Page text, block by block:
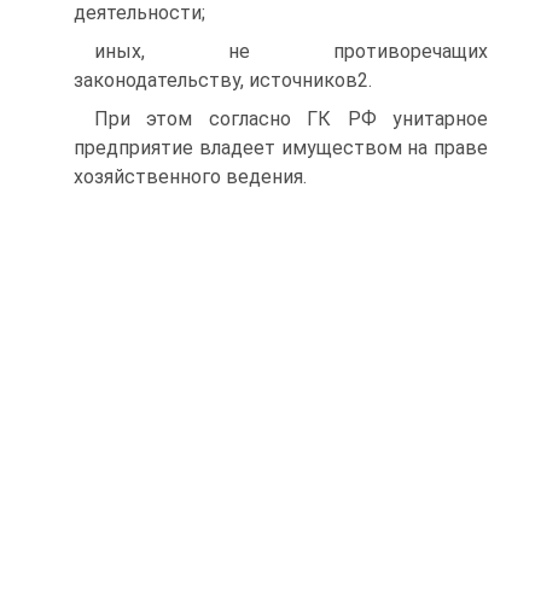
деятельности;
иных, не противоречащих
законодательству, источников2.
При этом согласно ГК РФ унитарное
предприятие владеет имуществом на праве
хозяйственного ведения.